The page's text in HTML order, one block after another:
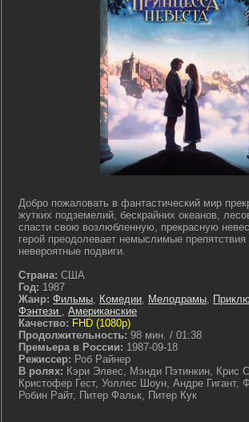
Добро пожаловать в фантастический мир
жутких подземелий, бескрайних океанов,
спасти свою возлюбленную, прекрасную
герой преодолевает немыслимые
невероятные подвиги.
Страна: США
Год: 1987
Жанр: Фильмы, Комедии, Мелодрамы,
Фэнтези , Американские
Качество: FHD (1080p)
Продолжительность: 98 мин. / 01:38
Премьера в России: 1987-09-18
Режиссер: Роб Райнер
В ролях: Кэри Элвес, Мэнди Пэтинкин, Крис
Кристофер Гест, Уоллес Шоун, Андре Гигант,
Робин Райт, Питер Фальк, Питер Кук